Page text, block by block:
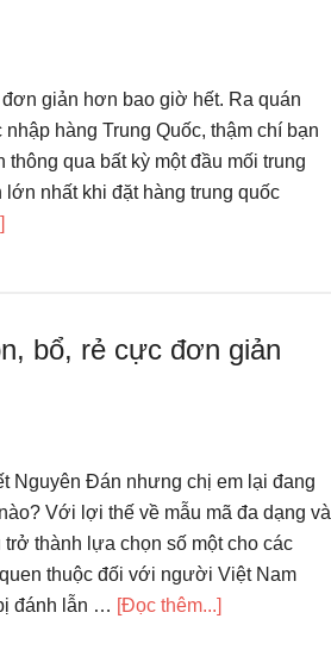
giản hơn bao giờ hết. Ra quán
hàng Trung Quốc, thậm chí bạn
qua bất kỳ một đầu mối trung
nhất khi đặt hàng trung quốc
vềNhững
đặt
bổ, rẻ cực đơn giản
Nguyên Đán nhưng chị em lại đang
Với lợi thế về mẫu mã đa dạng và
thành lựa chọn số một cho các
thuộc đối với người Việt Nam
đánh lẫn … [Đọc thêm...]vềKinh